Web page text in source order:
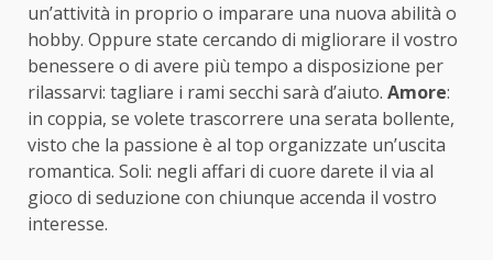
un’attività in proprio o imparare una nuova abilità o
hobby. Oppure state cercando di migliorare il vostro
benessere o di avere più tempo a disposizione per
rilassarvi: tagliare i rami secchi sarà d’aiuto. Amore:
in coppia, se volete trascorrere una serata bollente,
visto che la passione è al top organizzate un’uscita
romantica. Soli: negli affari di cuore darete il via al
gioco di seduzione con chiunque accenda il vostro
interesse.